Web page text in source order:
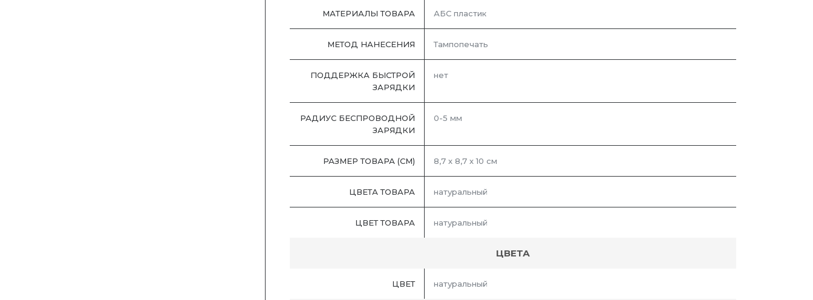
МАТЕРИАЛЫ ТОВАРА АБС пластик
МЕТОД НАНЕСЕНИЯ Тампопечать
ПОДДЕРЖКА БЫСТРОЙ
ЗАРЯДКИ
нет
РАДИУС БЕСПРОВОДНОЙ
ЗАРЯДКИ
0-5 мм
РАЗМЕР ТОВАРА (СМ) 8,7 х 8,7 х 10 см
ЦВЕТА ТОВАРА натуральный
ЦВЕТ ТОВАРА натуральный
ЦВЕТА
ЦВЕТ натуральный